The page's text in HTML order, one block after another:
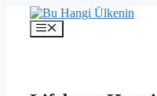
İçeriğe
Menü